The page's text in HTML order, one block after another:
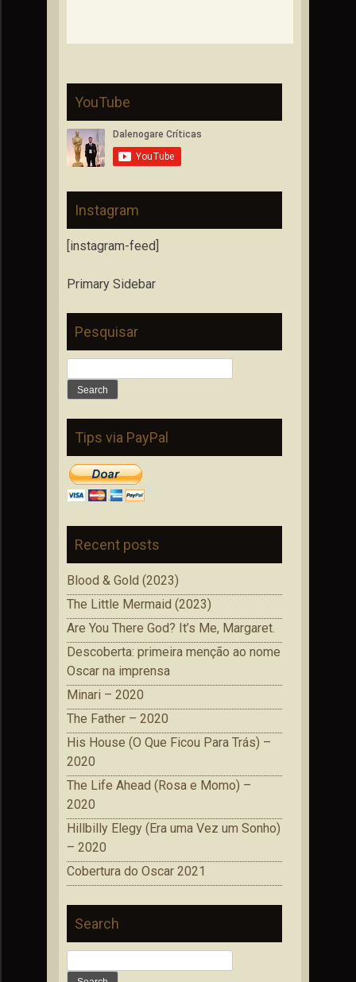
YouTube
Instagram
[instagram-feed]
Primary Sidebar
Pesquisar
for:
Tips via PayPal
Recent posts
Blood & Gold (2023)
The Little Mermaid (2023)
Are You There God? It’s Me, Margaret.
Descoberta: primeira menção ao nome
Oscar na imprensa
Minari – 2020
The Father – 2020
His House (O Que Ficou Para Trás) –
2020
The Life Ahead (Rosa e Momo) –
2020
Hillbilly Elegy (Era uma Vez um Sonho)
– 2020
Cobertura do Oscar 2021
Search
for: